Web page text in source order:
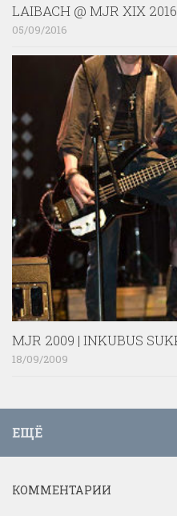
LAIBACH @ MJR XIX 2016
05/09/2016
MJR 2009 | INKUBUS
18/09/2009
ЕЩЁ
КОММЕНТАРИИ